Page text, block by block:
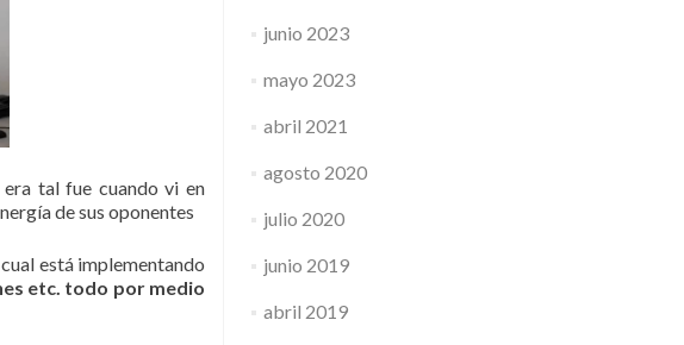
tal fue cuando vi en
de sus oponentes
está implementando
etc. todo por medio
junio 2023
mayo 2023
abril 2021
agosto 2020
julio 2020
junio 2019
abril 2019